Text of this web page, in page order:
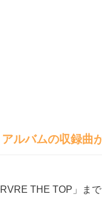
ルバムの収録曲
THE TOP」まで